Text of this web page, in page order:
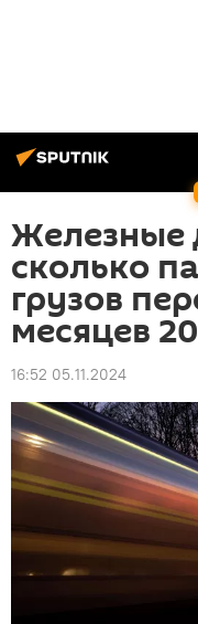
Железные
сколько
грузов
месяцев
16:52 05.11.2024